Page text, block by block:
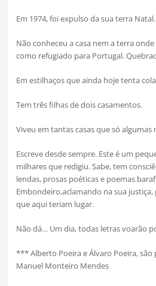
Em 1974, foi expulso da sua terra Natal.
Não conheceu a casa nem a terra
como refugiado para Portugal.
Em estilhaços que ainda hoje tenta
Tem três filhas de dois casamentos.
Viveu em tantas casas que só
Escreve desde sempre. Este é um
milhares que redigiu. Sabe, tem
lendas, prosas poéticas e poemas
Embondeiro,aclamando na sua
que aqui teriam lugar.
Não dá… Um dia, todas letras voarão
*** Alberto Poeira e Álvaro Poeira,
Manuel Monteiro Mendes